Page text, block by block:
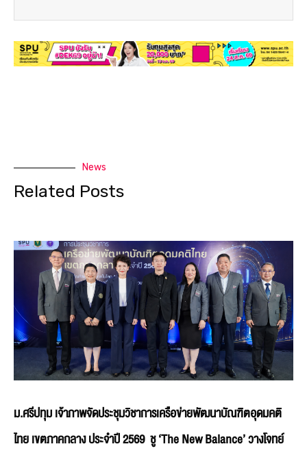
News
Related Posts
ม.ศรีปทุม เจ้าภาพจัดประชุมวิชาการเครือข่ายพัฒนาบัณฑิตอุดมคติ
ไทย เขตภาคกลาง ประจำปี 2569 ชู ‘The New Balance’ วางโจทย์